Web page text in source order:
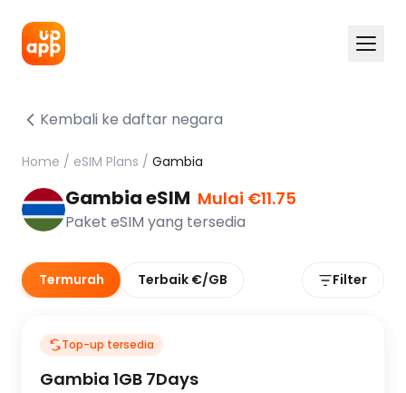
Kembali ke daftar negara
Home / eSIM Plans / Gambia
Gambia eSIM Mulai €11.75
Paket eSIM yang tersedia
Termurah Terbaik €/GB Filter
Top-up tersedia
Gambia 1GB 7Days